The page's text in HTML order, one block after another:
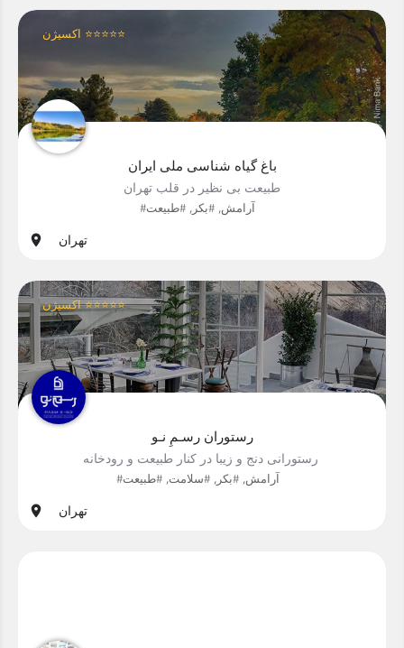
باغ گیاه شناسی ملی ایران
طبیعت بی نظیر در قلب تهران
#آرامش, #بکر, #طبیعت
اکسیژن ⭐⭐⭐⭐⭐
تهران
رستوران رسـمِ نـو
#آرامش, #بکر, #سلامت, #طبیعت
اکسیژن ⭐⭐⭐⭐⭐
تهران